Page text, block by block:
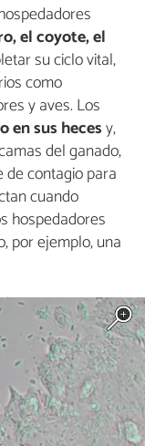
el coyote, el
su ciclo vital,
como
y aves. Los
en sus hecesy,
del ganado,
contagio para
cuando
hospedadores
por ejemplo, una